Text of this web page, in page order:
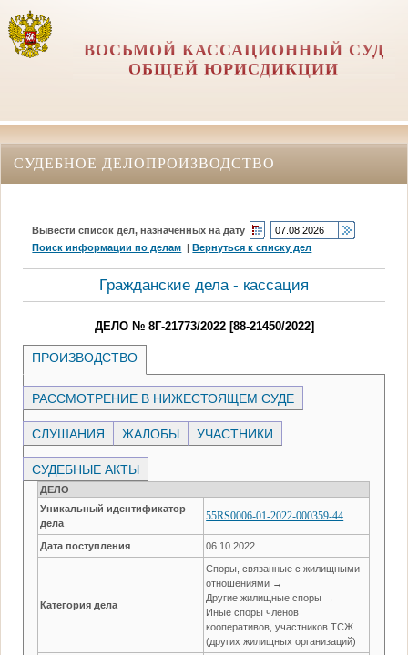
ВОСЬМОЙ КАССАЦИОННЫЙ СУД
ОБЩЕЙ ЮРИСДИКЦИИ
СУДЕБНОЕ ДЕЛОПРОИЗВОДСТВО
Вывести список дел, назначенных на дату
Поиск информации по делам |Вернуться к списку дел
Гражданские дела - кассация
ДЕЛО № 8Г-21773/2022 [88-21450/2022]
ПРОИЗВОДСТВО
РАССМОТРЕНИЕ В НИЖЕСТОЯЩЕМ СУДЕ
СЛУШАНИЯ ЖАЛОБЫ УЧАСТНИКИ
СУДЕБНЫЕ АКТЫ
ДЕЛО
Уникальный идентификатор
дела
55RS0006-01-2022-000359-44
Дата поступления 06.10.2022
Категория дела
Споры, связанные с жилищными
отношениями →
Другие жилищные споры →
Иные споры членов
кооперативов, участников ТСЖ
(других жилищных организаций)